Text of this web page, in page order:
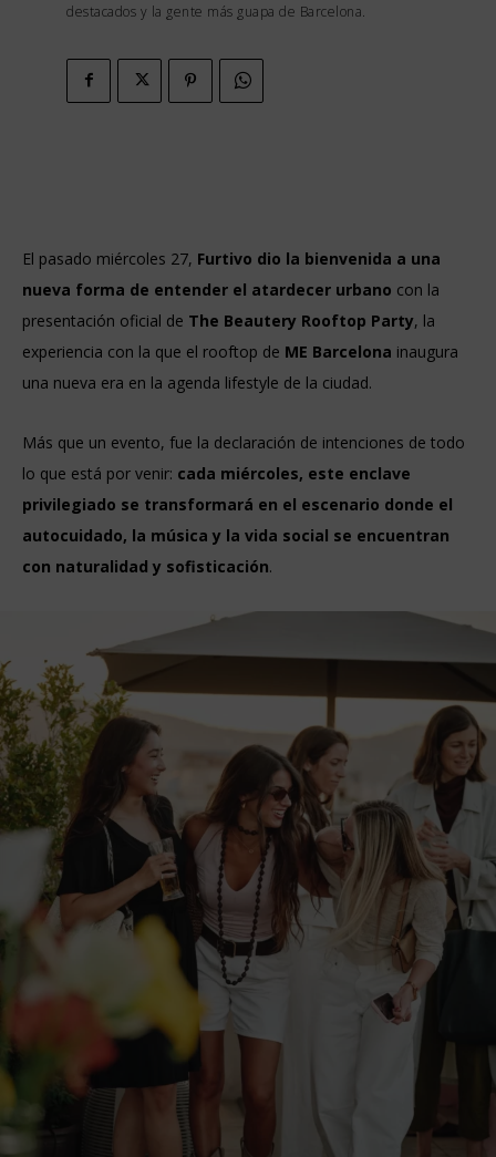
destacados y la gente más guapa de Barcelona.
El pasado miércoles 27, Furtivo dio la bienvenida a una
nueva forma de entender el atardecer urbano con la
presentación oficial de The Beautery Rooftop Party, la
experiencia con la que el rooftop de ME Barcelona inaugura
una nueva era en la agenda lifestyle de la ciudad.
Más que un evento, fue la declaración de intenciones de todo
lo que está por venir: cada miércoles, este enclave
privilegiado se transformará en el escenario donde el
autocuidado, la música y la vida social se encuentran
con naturalidad y sofisticación.